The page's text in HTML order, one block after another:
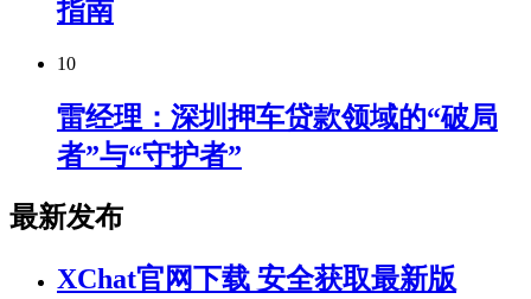
指南
10
雷经理：深圳押车贷款领域的“破局
者”与“守护者”
最新发布
XChat官网下载 安全获取最新版